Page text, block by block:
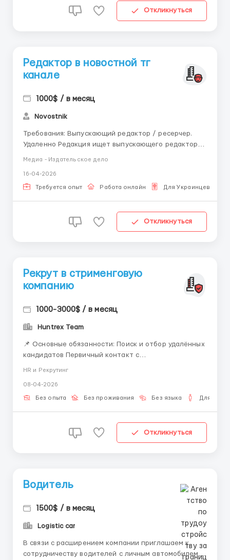
Откликнуться
Редактор в новостной тг
канале
1000$ / в месяц
Novostnik
Требования: Выпускающий редактор / ресерчер.
Удаленно Редакция ищет выпускающего редактора
информацию до публикации. Обязанности: —
оперативная подготовка и выпуск новостных ма...
Медиа - Издательское дело
16-04-2026
Требуется опыт Работа онлайн Для Украинцев
Откликнуться
Рекрут в стрименговую
компанию
1000-3000$ / в месяц
Huntrex Team
📌 Основные обязанности: Поиск и отбор удалённых
кандидатов Первичный контакт с
Ответы на вопросы и предоставление необходимой
информации Передача подходящих кандидатов для
HR и Рекрутинг
08-04-2026
Без опыта Без проживания Без языка Для
Откликнуться
Водитель
1500$ / в месяц
Logistic car
В связи с расширением компании приглашаем к
сотрудничеству водителей с личным автомобилем.